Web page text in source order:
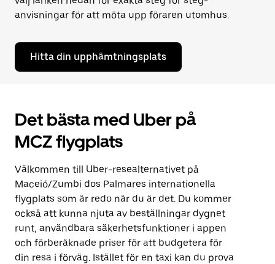
anvisningar för att möta upp föraren utomhus.
Hitta din upphämtningsplats
Det bästa med Uber på
MCZ flygplats
Välkommen till Uber-resealternativet på
Maceió/Zumbi dos Palmares internationella
flygplats som är redo när du är det. Du kommer
också att kunna njuta av beställningar dygnet
runt, användbara säkerhetsfunktioner i appen
och förberäknade priser för att budgetera för
din resa i förväg. Istället för en taxi kan du prova